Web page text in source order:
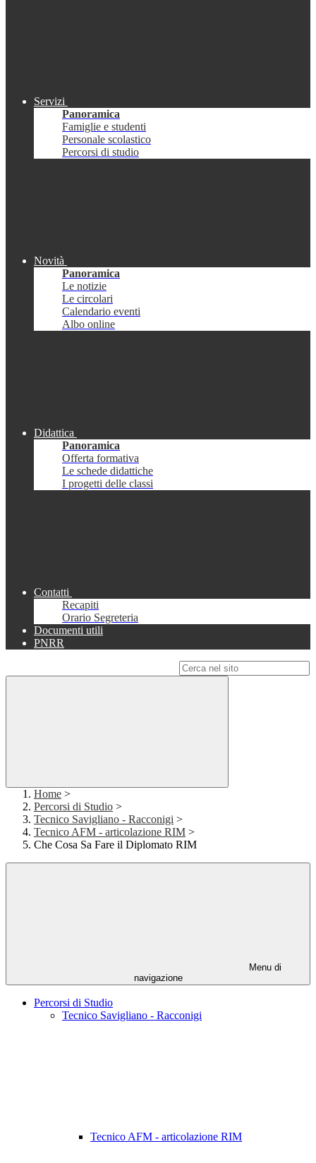
Servizi
Panoramica
Famiglie e studenti
Personale scolastico
Percorsi di studio
Novità
Panoramica
Le notizie
Le circolari
Calendario eventi
Albo online
Didattica
Panoramica
Offerta formativa
Le schede didattiche
I progetti delle classi
Contatti
Recapiti
Orario Segreteria
Documenti utili
PNRR
Home >
Percorsi di Studio >
Tecnico Savigliano - Racconigi >
Tecnico AFM - articolazione RIM >
Che Cosa Sa Fare il Diplomato RIM
Menu di
navigazione
Percorsi di Studio
Tecnico Savigliano - Racconigi
Tecnico AFM - articolazione RIM